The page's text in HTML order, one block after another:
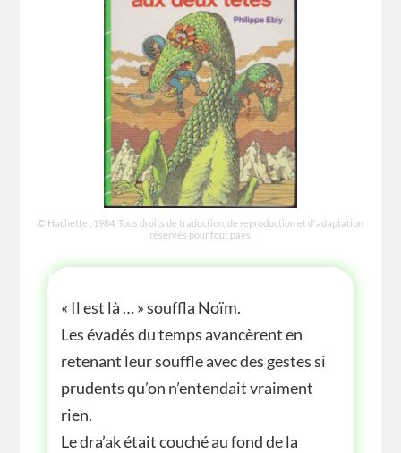
© Hachette , 1984. Tous droits de traduction, de reproduction et d'adaptation
réservés pour tout pays.
HISTOIRE
« Il est là … » souffla Noïm.
Les évadés du temps avancèrent en
retenant leur souffle avec des gestes si
prudents qu’on n’entendait vraiment
rien.
Le dra’ak était couché au fond de la